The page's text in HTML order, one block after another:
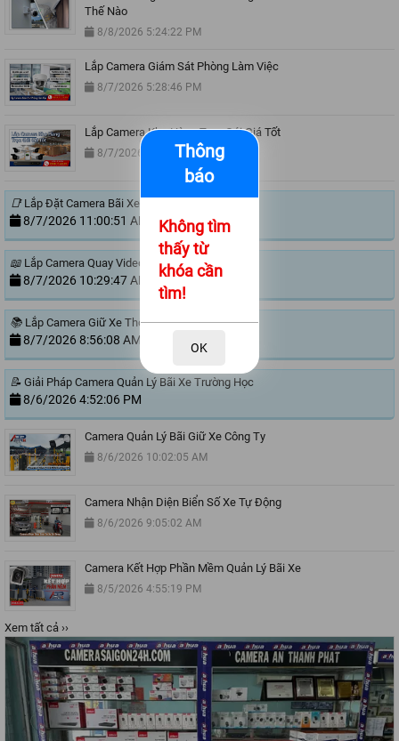
Thông
báo
Không tìm
thấy từ
khóa cần
tìm!
OK
Thế Nào
8/8/2026 5:24:22 PM
Lắp Camera Giám Sát Phòng Làm Việc
8/7/2026 5:28:46 PM
Lắp Camera Kho Hàng Trọn Gói Giá Tốt
8/7/2026 3:23:06 PM
📑 Lắp Đặt Camera Bãi Xe
8/7/2026 11:00:51 AM
📖 Lắp Camera Quay Video Đóng Hàng Ngoài Sàn
8/7/2026 10:29:47 AM
📚 Lắp Camera Giữ Xe Thông Minh
8/7/2026 8:56:08 AM
📝 Giải Pháp Camera Quản Lý Bãi Xe Trường Học
8/6/2026 4:52:06 PM
Camera Quản Lý Bãi Giữ Xe Công Ty
8/6/2026 10:02:05 AM
Camera Nhận Diện Biển Số Xe Tự Động
8/6/2026 9:05:02 AM
Camera Kết Hợp Phần Mềm Quản Lý Bãi Xe
8/5/2026 4:55:19 PM
Xem tất cả ››